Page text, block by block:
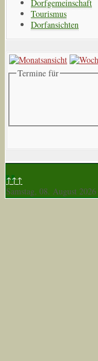
Dorfgemeinschaft
Tourismus
Dorfansichten
Termine für
↑↑↑
Samstag, 08. August 2026